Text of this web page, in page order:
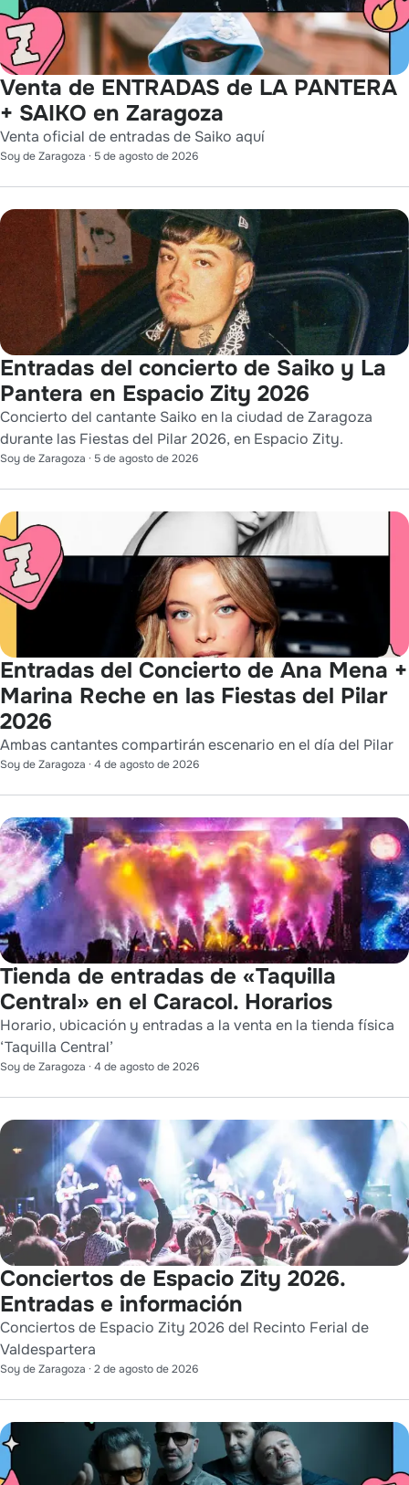
Venta de ENTRADAS de LA PANTERA
+ SAIKO en Zaragoza
Venta oficial de entradas de Saiko aquí
Soy de Zaragoza · 5 de agosto de 2026
Entradas del concierto de Saiko y La
Pantera en Espacio Zity 2026
Concierto del cantante Saiko en la ciudad de Zaragoza
durante las Fiestas del Pilar 2026, en Espacio Zity.
Soy de Zaragoza · 5 de agosto de 2026
Entradas del Concierto de Ana Mena +
Marina Reche en las Fiestas del Pilar
2026
Ambas cantantes compartirán escenario en el día del Pilar
Soy de Zaragoza · 4 de agosto de 2026
Tienda de entradas de «Taquilla
Central» en el Caracol. Horarios
Horario, ubicación y entradas a la venta en la tienda física
‘Taquilla Central’
Soy de Zaragoza · 4 de agosto de 2026
Conciertos de Espacio Zity 2026.
Entradas e información
Conciertos de Espacio Zity 2026 del Recinto Ferial de
Valdespartera
Soy de Zaragoza · 2 de agosto de 2026